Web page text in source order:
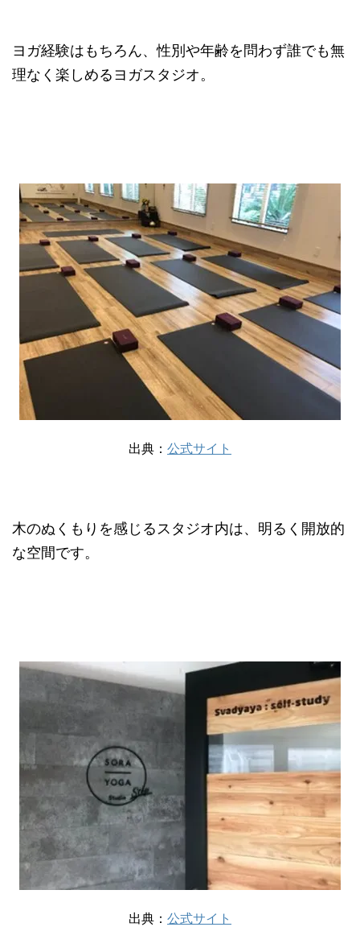
ヨガ経験はもちろん、性別や年齢を問わず誰でも無
理なく楽しめるヨガスタジオ。
出典： 公式サイト
木のぬくもりを感じるスタジオ内は、明るく開放的
な空間です。
出典： 公式サイト